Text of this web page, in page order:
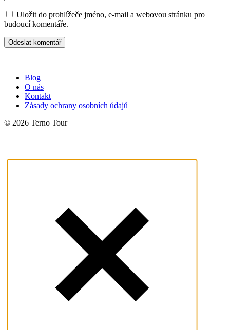
Uložit do prohlížeče jméno, e-mail a webovou stránku pro
budoucí komentáře.
Blog
O nás
Kontakt
Zásady ochrany osobních údajů
© 2026 Terno Tour